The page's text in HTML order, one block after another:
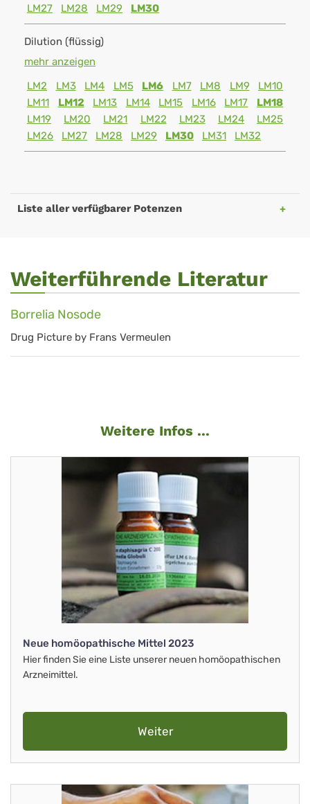
LM27 LM28 LM29 LM30
Dilution (flüssig)
mehr anzeigen
LM2
LM3 LM4 LM5 LM6 LM7 LM8 LM9
LM10
LM11
LM12 LM13 LM14 LM15 LM16 LM17
LM18
LM19
LM20 LM21 LM22 LM23 LM24
LM25
LM26
LM27 LM28 LM29 LM30 LM31 LM32
Liste aller verfügbarer Potenzen
Weiterführende Literatur
Borrelia Nosode
Drug Picture by Frans Vermeulen
Weitere Infos ...
Neue homöopathische Mittel 2023
Hier finden Sie eine Liste unserer neuen homöopathischen
Arzneimittel.
Weiter